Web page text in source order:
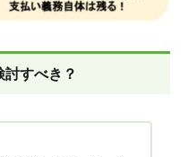
討すべき？